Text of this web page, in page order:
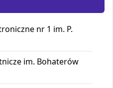
nr 1 im. P.
im. Bohaterów